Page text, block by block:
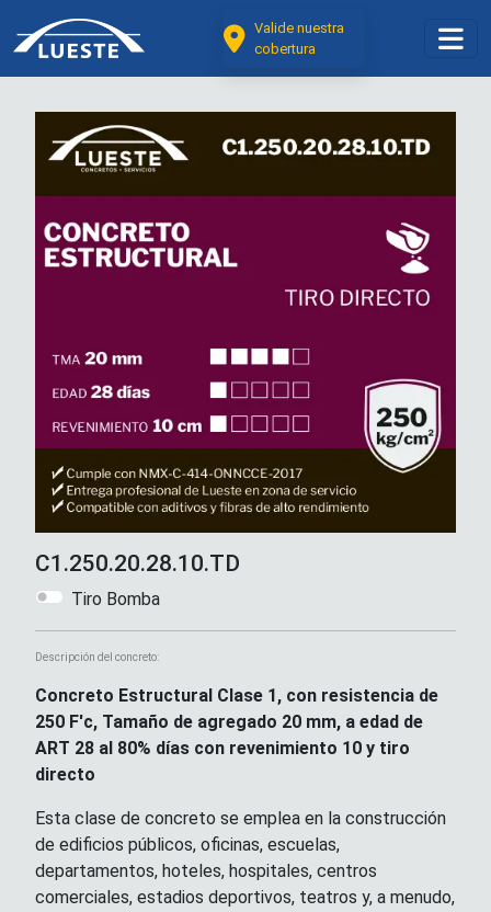
Valide nuestra
cobertura
C1.250.20.28.10.TD
Tiro Bomba
Descripción del concreto:
Concreto Estructural Clase 1, con resistencia de
250 F'c, Tamaño de agregado 20 mm, a edad de
ART 28 al 80% días con revenimiento 10 y tiro
directo
Esta clase de concreto se emplea en la construcción
de edificios públicos, oficinas, escuelas,
departamentos, hoteles, hospitales, centros
comerciales, estadios deportivos, teatros y, a menudo,